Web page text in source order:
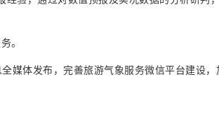
。
体发布，完善旅游气象服务微信平台建设